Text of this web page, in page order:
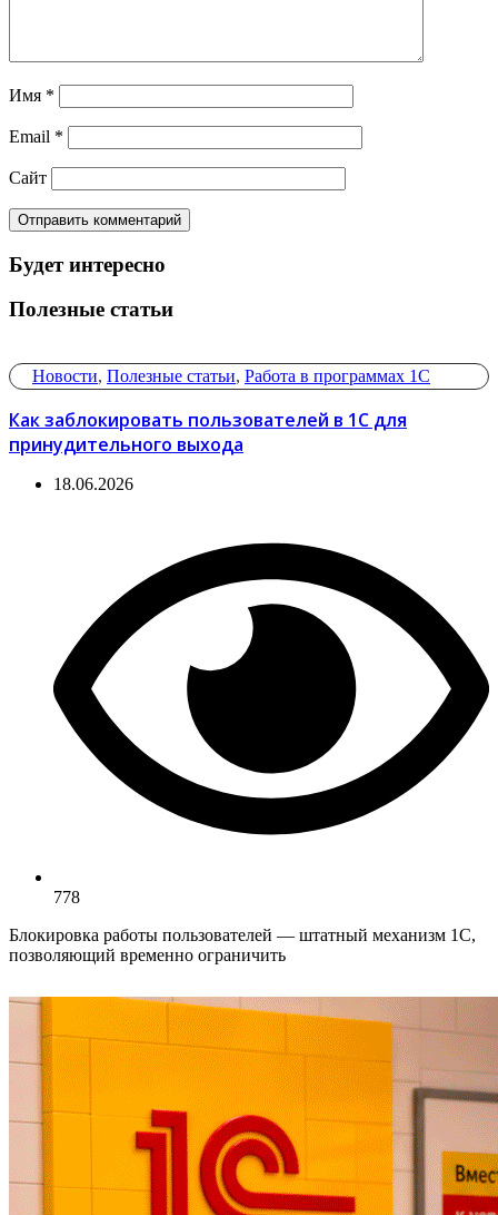
Имя *
Email *
Сайт
Будет интересно
Полезные статьи
Новости, Полезные статьи, Работа в программах 1С
Как заблокировать пользователей в 1С для
принудительного выхода
18.06.2026
778
Блокировка работы пользователей — штатный механизм 1С,
позволяющий временно ограничить